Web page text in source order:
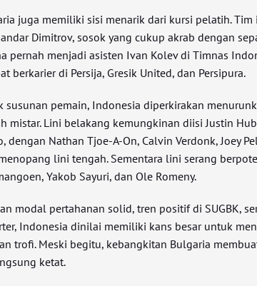
juga memiliki sisi menarik dari kursi pelatih.
Dimitrov, sosok yang cukup akrab dengan
pernah menjadi asisten Ivan Kolev di Timnas
berkarier di Persija, Gresik United, dan Persipura.
susunan pemain, Indonesia diperkirakan
mistar. Lini belakang kemungkinan diisi Justin
dengan Nathan Tjoe-A-On, Calvin Verdonk, Joey
lini tengah. Sementara lini serang
Yakob Sayuri, dan Ole Romeny.
modal pertahanan solid, tren positif di SUGBK,
Indonesia dinilai memiliki kans besar untuk
trofi. Meski begitu, kebangkitan Bulgaria
ketat.